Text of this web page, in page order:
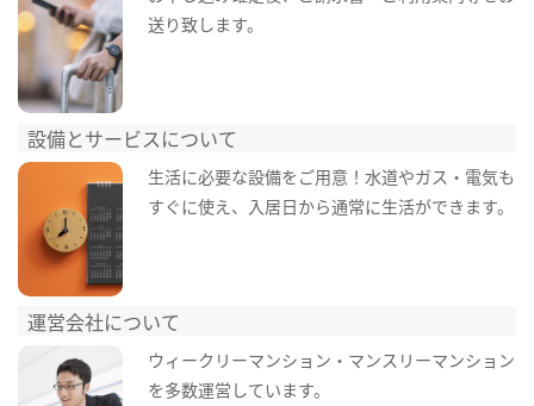
送り致します。
設備とサービスについて
生活に必要な設備をご用意！水道やガス・電気も
すぐに使え、入居日から通常に生活ができます。
運営会社について
ウィークリーマンション・マンスリーマンション
を多数運営しています。